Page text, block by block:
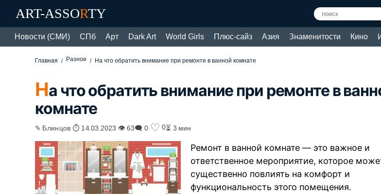
ART-ASSORTY
Новости (СМИ) СПб Арт Dark Art World Girls Плюс-сайз Азия Знаменитости Кино
Главная Разное На что обратить внимание при ремонте в ванной комнате
На что обратить внимание при ремонте в
комнате
✎ Блинцов ⏱ 14.03.2023 👁 63🗨 0 ♡ 0⏳ 3 мин
Ремонт в ванной комнате — это важное и
ответственное мероприятие, которое
существенно повлиять на комфорт и
функциональность этого помещения.